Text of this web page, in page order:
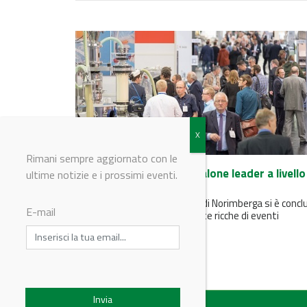
POWTECH si conferma salone leader a livello
mondiale
La 20° edizione di POWTECH di Norimberga si è
con successo dopo tre giornate ricche di eventi
Rimani sempre aggiornato con le
ultime notizie e i prossimi eventi.
E-mail